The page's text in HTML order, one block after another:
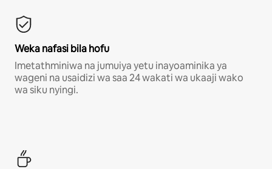
Weka nafasi bila hofu
Imetathminiwa na jumuiya yetu inayoaminika ya
wageni na usaidizi wa saa 24 wakati wa ukaaji wako
wa siku nyingi.